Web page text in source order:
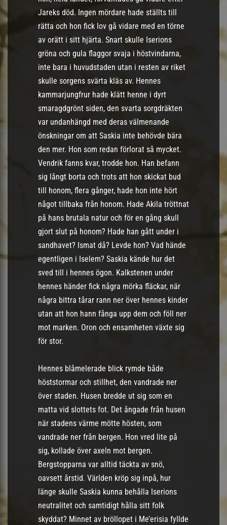
Jareks död. Ingen mördare hade ställts till
rätta och hon fick lov gå vidare med en törne
av orätt i sitt hjärta. Snart skulle Iserions
gröna och gula flaggor svaja i höstvindarna,
inte bara i huvudstaden utan i resten av riket
skulle sorgens svärta kläs av. Hennes
kammarjungfrur hade klätt henne i dyrt
smaragdgrönt siden, den svarta sorgdräkten
var undanhängd med deras välmenande
önskningar om att Saskia inte behövde bära
den mer. Hon som redan förlorat så mycket.
Vendrik fanns kvar, trodde hon. Han befann
sig långt borta och trots att hon skickat bud
till honom, flera gånger, hade hon inte hört
något tillbaka från honom. Hade Akila tröttnat
på hans brutala natur och för en gång skull
gjort slut på honom? Hade han gått under i
sandhavet? Ismat då? Levde hon? Vad hände
egentligen i Iselem? Saskia kände hur det
sved till i hennes ögon. Kalkstenen under
hennes händer fick några mörka fläckar, när
några bittra tårar rann ner över hennes kinder
utan att hon hann fånga upp dem och föll ner
mot marken. Oron och ensamheten växte sig
för stor.
Hennes blåmelerade blick rymde både
höststormar och stillhet, den vandrade ner
över staden. Husen bredde ut sig som en
matta vid slottets fot. Det ångade från husen
när stadens värme mötte hösten, som
vandrade ner från bergen. Hon vred lite på
sig, kollade över axeln mot bergen.
Bergstopparna var alltid täckta av snö,
oavsett årstid. Världen kröp sig inpå, hur
länge skulle Saskia kunna behålla Iserions
neutralitet och samtidigt hålla sitt folk
skyddat? Minnet av bröllopet i Me’erisia fyllde